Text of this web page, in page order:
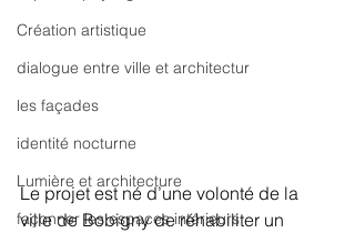
Création artistique
dialogue entre ville et architectur
les façades
identité nocturne
Lumière et architecture
façonner les espaces intérieurs
Le projet est né d’une volonté de la
ville de Bobigny de réhabiliter un